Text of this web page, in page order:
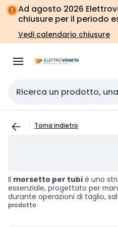
Vai alla
navigazione
Vai
alla
pagina
Ad agosto 2026
chiusure per il periodo
Vedi calendario chiusure
Cerca input
Torna indietro
Il morsetto per tubi è uno
essenziale, progettato per
durante operazioni di taglio,
meccanica. Grazie alle sue
prodotto